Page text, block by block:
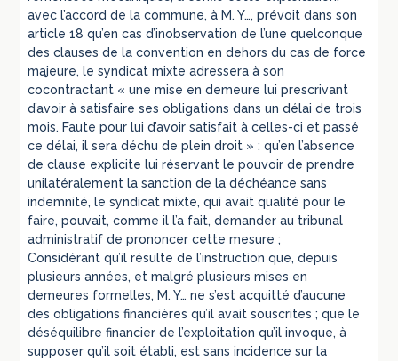
avec l’accord de la commune, à M. Y…, prévoit dans son
article 18 qu’en cas d’inobservation de l’une quelconque
des clauses de la convention en dehors du cas de force
majeure, le syndicat mixte adressera à son
cocontractant « une mise en demeure lui prescrivant
d’avoir à satisfaire ses obligations dans un délai de trois
mois. Faute pour lui d’avoir satisfait à celles-ci et passé
ce délai, il sera déchu de plein droit » ; qu’en l’absence
de clause explicite lui réservant le pouvoir de prendre
unilatéralement la sanction de la déchéance sans
indemnité, le syndicat mixte, qui avait qualité pour le
faire, pouvait, comme il l’a fait, demander au tribunal
administratif de prononcer cette mesure ;
Considérant qu’il résulte de l’instruction que, depuis
plusieurs années, et malgré plusieurs mises en
demeures formelles, M. Y… ne s’est acquitté d’aucune
des obligations financières qu’il avait souscrites ; que le
déséquilibre financier de l’exploitation qu’il invoque, à
supposer qu’il soit établi, est sans incidence sur la